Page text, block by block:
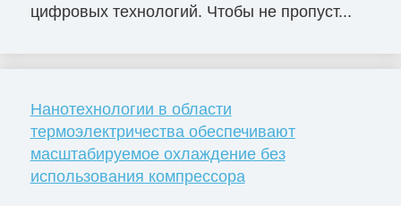
цифровых технологий. Чтобы не пропуст...
Нанотехнологии в области
термоэлектричества обеспечивают
масштабируемое охлаждение без
использования компрессора